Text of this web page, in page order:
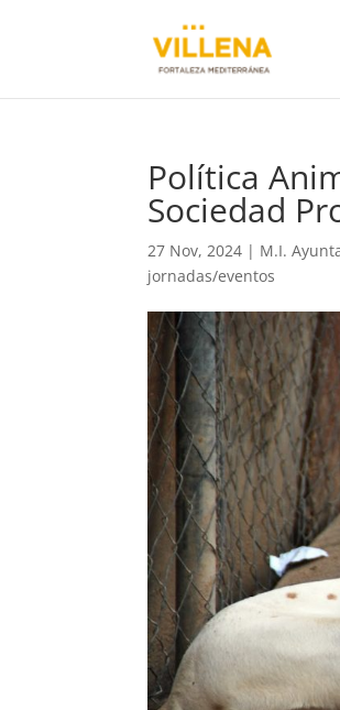
Política
Sociedad
27 Nov, 2024 | M.I.
jornadas/eventos